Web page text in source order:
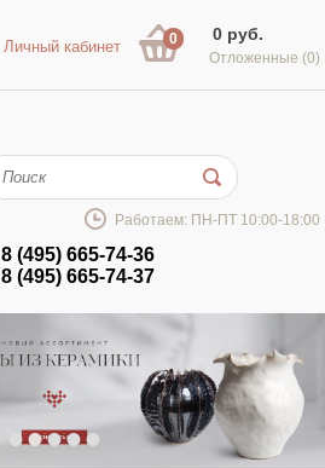
0 0 руб.
Отложенные (0)
Личный кабинет
Работаем: ПН-ПТ 10:00-18:00
8 (495) 665-74-36
8 (495) 665-74-37
•••••